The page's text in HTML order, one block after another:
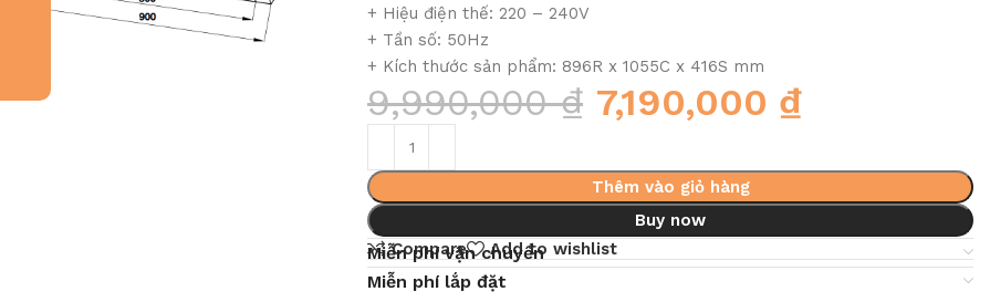
+ Hiệu điện thế: 220 – 240V
+ Tần số: 50Hz
+ Kích thước sản phẩm: 896R x 1055C x 416S mm
9,990,000₫ 7,190,000 ₫
Thêm vào giỏ hàng
Buy now
Compare
Add to wishlist
Miễn phí vận chuyển
Miễn phí lắp đặt